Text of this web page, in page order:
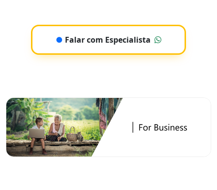
● Falar com Especialista